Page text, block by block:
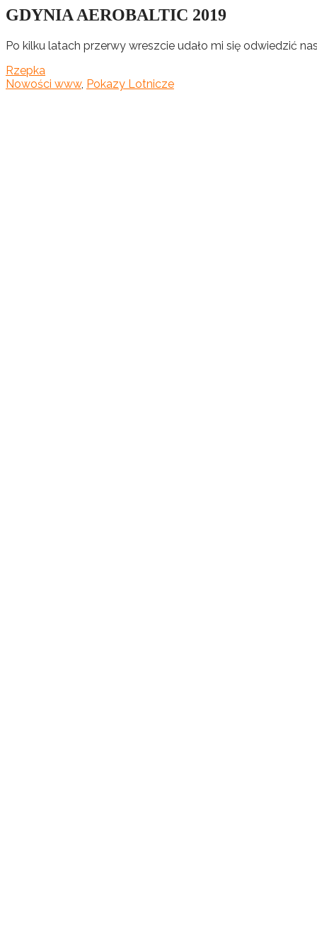
GDYNIA AEROBALTIC 2019
Po kilku latach przerwy wreszcie udało mi się odwiedzić
Rzepka
Nowości www, Pokazy Lotnicze